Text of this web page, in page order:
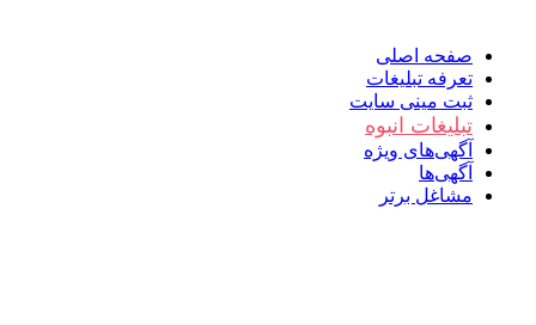
صفحه اصلی
تعرفه تبلیغات
ثبت مینی سایت
تبلیغات انبوه
آگهی‌های ویژه
آگهی‌ها
مشاغل برتر